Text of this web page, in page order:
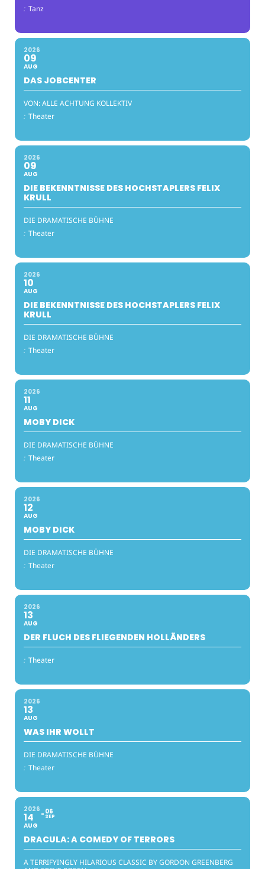
: Tanz
2026
09
AUG
DAS JOBCENTER
VON: ALLE ACHTUNG KOLLEKTIV
: Theater
2026
09
AUG
DIE BEKENNTNISSE DES HOCHSTAPLERS FELIX
KRULL
DIE DRAMATISCHE BÜHNE
: Theater
2026
10
AUG
DIE BEKENNTNISSE DES HOCHSTAPLERS FELIX
KRULL
DIE DRAMATISCHE BÜHNE
: Theater
2026
11
AUG
MOBY DICK
DIE DRAMATISCHE BÜHNE
: Theater
2026
12
AUG
MOBY DICK
DIE DRAMATISCHE BÜHNE
: Theater
2026
13
AUG
DER FLUCH DES FLIEGENDEN HOLLÄNDERS
: Theater
2026
13
AUG
WAS IHR WOLLT
DIE DRAMATISCHE BÜHNE
: Theater
2026
14
AUG
06
SEP
DRACULA: A COMEDY OF TERRORS
A TERRIFYINGLY HILARIOUS CLASSIC BY GORDON GREENBERG